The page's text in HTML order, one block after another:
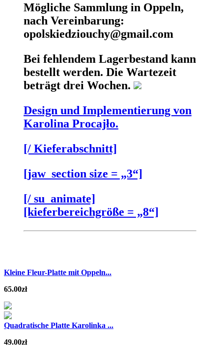
Mögliche Sammlung in Oppeln,
nach Vereinbarung:
opolskiedziouchy@gmail.com
Bei fehlendem Lagerbestand kann
bestellt werden. Die Wartezeit
beträgt drei Wochen.
Design und Implementierung von
Karolina Procajło.
[/ Kieferabschnitt]
[jaw_section size = „3“]
[/ su_animate]
[kieferbereichgröße = „8“]
Kleine Fleur-Platte mit Oppeln...
65.00zł
Quadratische Platte Karolinka ...
49.00zł